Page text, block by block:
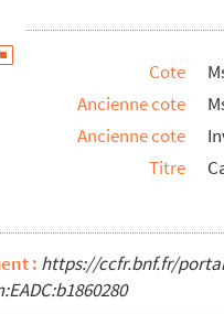
Cote
Ancienne cote
Ancienne cote
Titre
: https://ccfr.bnf.fr/